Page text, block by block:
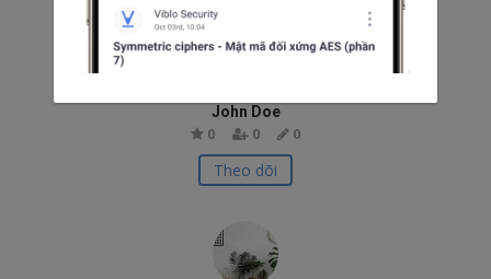
John Doe
0 0 0
Theo dõi